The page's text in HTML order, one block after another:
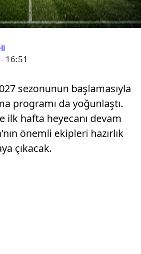
16:51
sezonunun başlamasıyla
programı da yoğunlaştı.
ilk hafta heyecanı devam
önemli ekipleri hazırlık
çıkacak.